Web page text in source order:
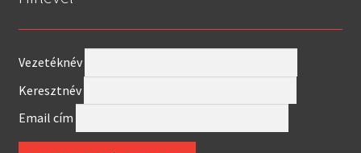
Vezetéknév
Keresztnév
Email cím